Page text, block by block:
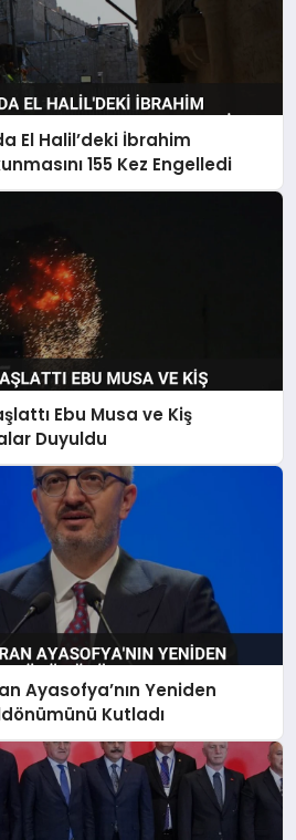
El Halil’deki İbrahim
155 Kez Engelledi
Ebu Musa ve Kiş
Duyuldu
Ayasofya’nın Yeniden
Kutladı